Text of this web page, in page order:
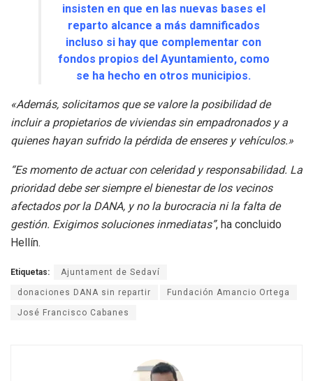
insisten en que en las nuevas bases el
reparto alcance a más damnificados
incluso si hay que complementar con
fondos propios del Ayuntamiento, como
se ha hecho en otros municipios.
«Además, solicitamos que se valore la posibilidad de
incluir a propietarios de viviendas sin empadronados y a
quienes hayan sufrido la pérdida de enseres y vehículos.»
“Es momento de actuar con celeridad y responsabilidad. La
prioridad debe ser siempre el bienestar de los vecinos
afectados por la DANA, y no la burocracia ni la falta de
gestión. Exigimos soluciones inmediatas”, ha concluido
Hellín.
Etiquetas: Ajuntament de Sedaví
donaciones DANA sin repartir Fundación Amancio Ortega
José Francisco Cabanes